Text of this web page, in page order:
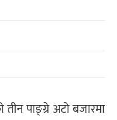
पाङ्ग्रे अटो बजारमा